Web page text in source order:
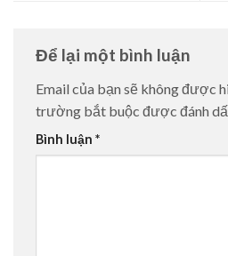
Để lại một bình luận
Email của bạn sẽ không được
trường bắt buộc được đánh
Bình luận *